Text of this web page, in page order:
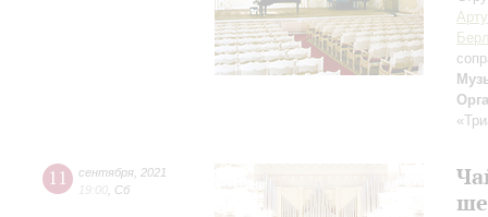
11 сентября 2021
19:00 Сб